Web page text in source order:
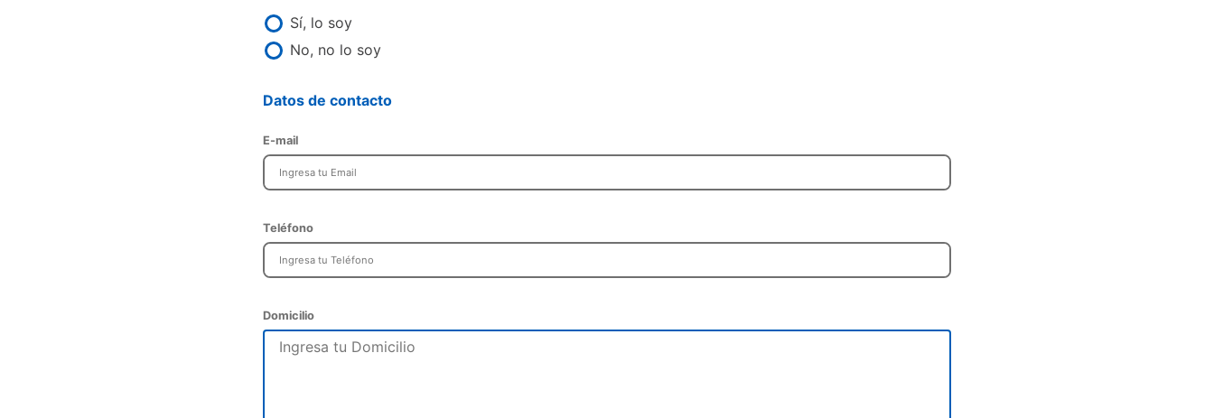
Sí, lo soy
No, no lo soy
Datos de contacto
E-mail
Teléfono
Domicilio